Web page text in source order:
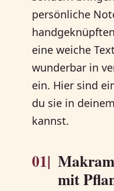
persönliche
eine weiche
wunderbar in
ein. Hier sind
du sie in
kannst.
01|
mit